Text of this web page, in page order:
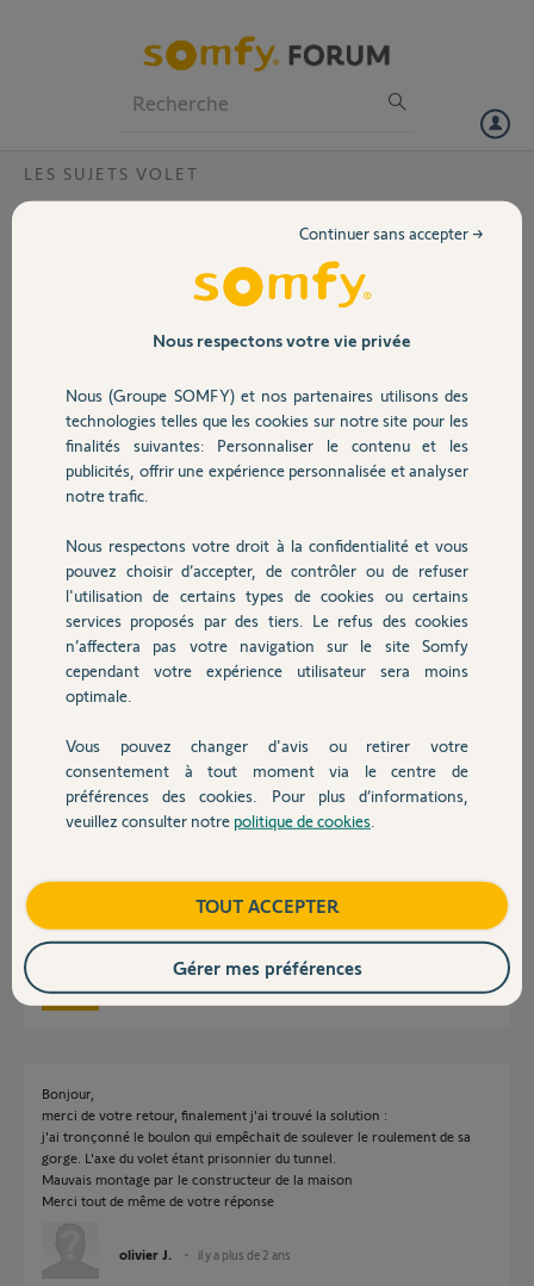
Volet
Sécurité
Domotique
Chauffage
Autres produits
Devis avec un pro
Contact
LES SUJETS VOLET
impossible de rentrer l'axe dans le
Merci,
olivier J.
il y a plus de 2 ans
Participer au fil de discussion
Réponses
Bonjour Olivier,
Nous ne voyons rien sur cette photo toutefois, comme indiqué par Jean-
Luc, il faut coulisser ou dévisser ce qui retient l'embout.
Bonne journée,
Bonjour,
merci de votre retour, finalement j'ai trouvé la solution :
j'ai tronçonné le boulon qui empêchait de soulever le roulement de sa
gorge. L'axe du volet étant prisonnier du tunnel.
Mauvais montage par le constructeur de la maison
Merci tout de même de votre réponse
olivier J. il y a plus de 2 ans
Nous respectons votre vie privée
Nous (Groupe SOMFY) et nos partenaires utilisons des
technologies telles que les cookies sur notre site pour les
finalités suivantes: Personnaliser le contenu et les
publicités, offrir une expérience personnalisée et analyser
notre trafic.
Nous respectons votre droit à la confidentialité et vous
pouvez choisir d’accepter, de contrôler ou de refuser
l'utilisation de certains types de cookies ou certains
services proposés par des tiers. Le refus des cookies
n’affectera pas votre navigation sur le site Somfy
cependant votre expérience utilisateur sera moins
optimale.
Vous pouvez changer d'avis ou retirer votre
consentement à tout moment via le centre de
préférences des cookies. Pour plus d’informations,
veuillez consulter notre politique de cookies
Continuer sans accepter →
TOUT ACCEPTER
Gérer mes préférences